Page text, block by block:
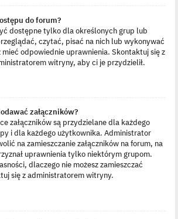
do forum?
dostępne tylko dla określonych grup lub
czytać, pisać na nich lub wykonywać
mieć odpowiednie uprawnienia. Skontaktuj się z
witryny, aby ci je przydzielił.
załączników?
załączników są przydzielane dla każdego
i dla każdego użytkownika. Administrator
na zamieszczanie załączników na forum, na
uprawnienia tylko niektórym grupom.
dlaczego nie możesz zamieszczać
się z administratorem witryny.